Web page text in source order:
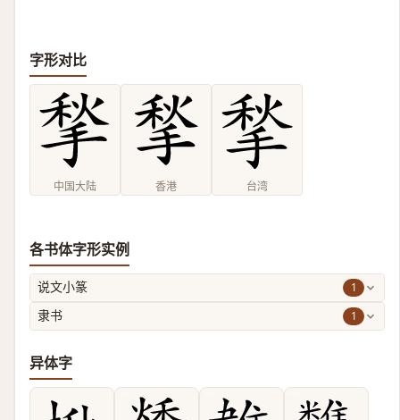
字形对比
中国大陆 香港 台湾
各书体字形实例
说文小篆 1
隶书 1
异体字